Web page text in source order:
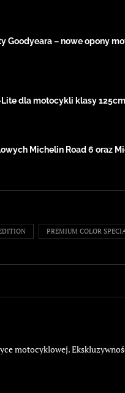
Goodyeara – nowe opony
dla motocykli klasy
Michelin Road 6 oraz
PREMIUM COLOR
motocyklowej.